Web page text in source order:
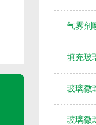
轮胎平衡珠是怎么工作的？工作原理是什么？
气雾剂
填充玻
玻璃微
玻璃微